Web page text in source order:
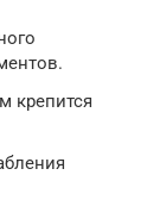
крепится